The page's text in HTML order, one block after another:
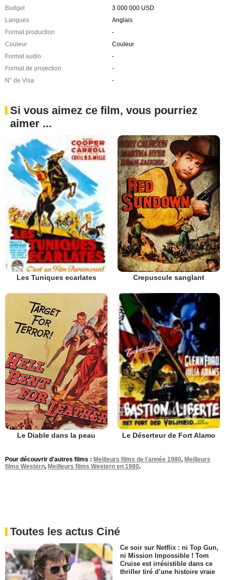
Budget
3 000 000 USD
Langues
Anglais
Format production
-
Couleur
Couleur
Format audio
-
Format de projection
-
N° de Visa
-
Si vous aimez ce film, vous pourriez
aimer ...
Les Tuniques ecarlates Crepuscule sanglant
Le Diable dans la peau Le Déserteur de Fort Alamo
Pour découvrir d'autres films : Meilleurs films de l'année 1980, Meilleurs
films Western, Meilleurs films Western en 1980.
Toutes les actus Ciné
Ce soir sur Netflix : ni Top Gun,
ni Mission Impossible ! Tom
Cruise est irrésistible dans ce
thriller tiré d’une histoire vraie